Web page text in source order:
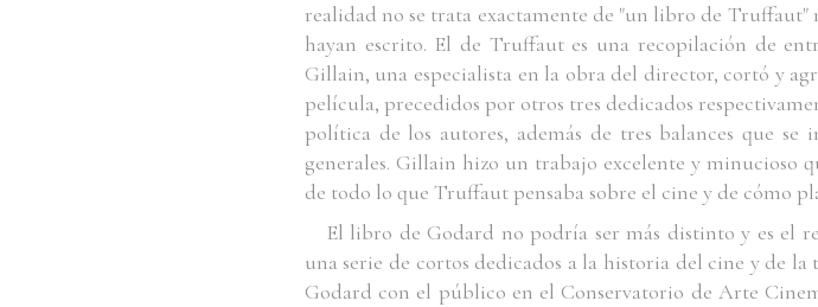
realidad no se trata exactamente de "un libro de
hayan escrito. El de Truffaut es una recopilación de
Gillain, una especialista en la obra del director, cortó y
película, precedidos por otros tres dedicados
política de los autores, además de tres balances que
generales. Gillain hizo un trabajo excelente y minucioso
de todo lo que Truffaut pensaba sobre el cine y de cómo
El libro de Godard no podría ser más distinto y es el
una serie de cortos dedicados a la historia del cine y de
Godard con el público en el Conservatorio de Arte